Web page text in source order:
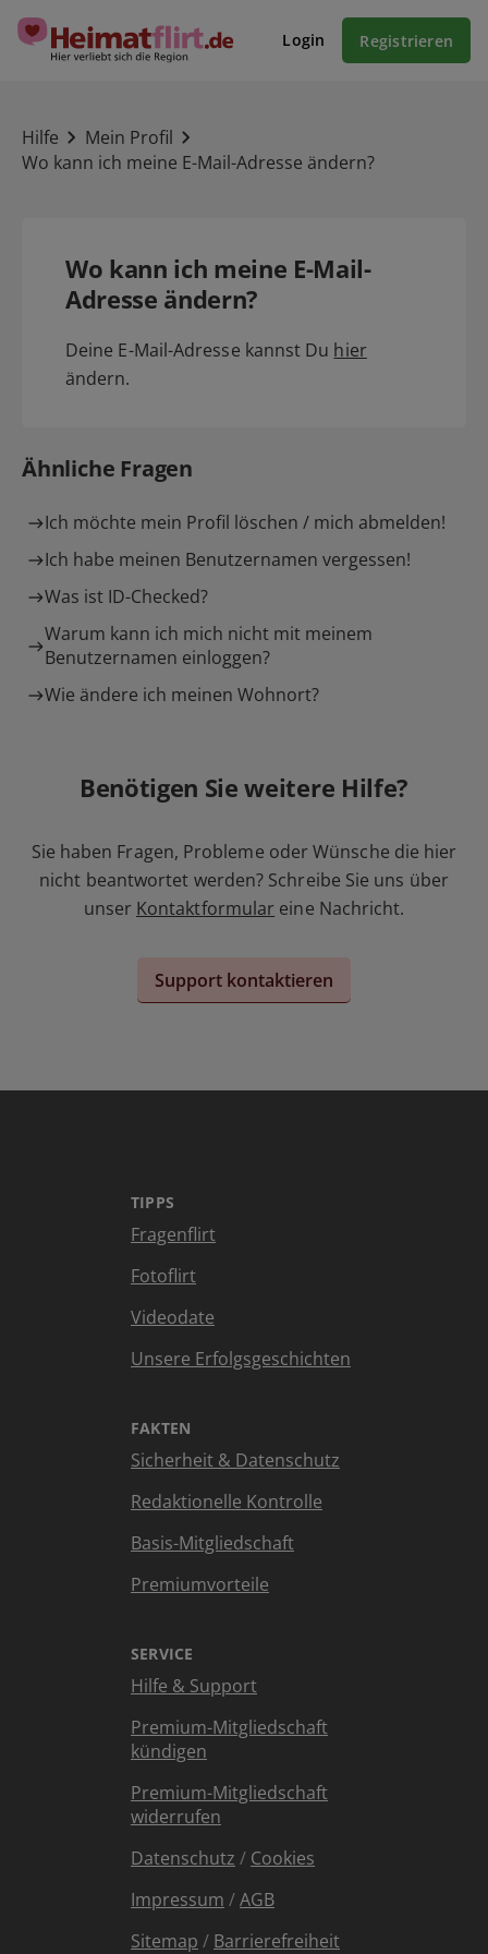
Login Registrieren
Hilfe
Mein Profil
Wo kann ich meine E-Mail-Adresse ändern?
Wo kann ich meine E-Mail-
Adresse ändern?
Deine E-Mail-Adresse kannst Du hier
ändern.
Ähnliche Fragen
Ich möchte mein Profil löschen / mich abmelden!
Ich habe meinen Benutzernamen vergessen!
Was ist ID-Checked?
Warum kann ich mich nicht mit meinem
Benutzernamen einloggen?
Wie ändere ich meinen Wohnort?
Benötigen Sie weitere Hilfe?
Sie haben Fragen, Probleme oder Wünsche die hier
nicht beantwortet werden? Schreibe Sie uns über
unser Kontaktformular eine Nachricht.
Support kontaktieren
TIPPS
Fragenflirt
Fotoflirt
Videodate
Unsere Erfolgsgeschichten
FAKTEN
Sicherheit & Datenschutz
Redaktionelle Kontrolle
Basis-Mitgliedschaft
Premiumvorteile
SERVICE
Hilfe & Support
Premium-Mitgliedschaft
kündigen
Premium-Mitgliedschaft
widerrufen
Datenschutz / Cookies
Impressum /AGB
Sitemap / Barrierefreiheit